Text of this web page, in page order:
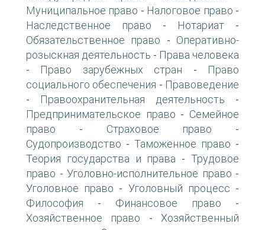
Муниципальное право - Налоговое право -
Наследственное право - Нотариат -
Обязательственное право - Оперативно-
розыскная деятельность - Права человека
- Право зарубежных стран -
Право
социального обеспечения - Правоведение
- Правоохранительная деятельность -
Предпринимательское право - Семейное
право - Страховое право -
Судопроизводство - Таможенное право -
Теория государства и права -Трудовое
право - Уголовно-исполнительное право -
Уголовное право - Уголовный процесс -
Философия - Финансовое право -
Хозяйственное право - Хозяйственный